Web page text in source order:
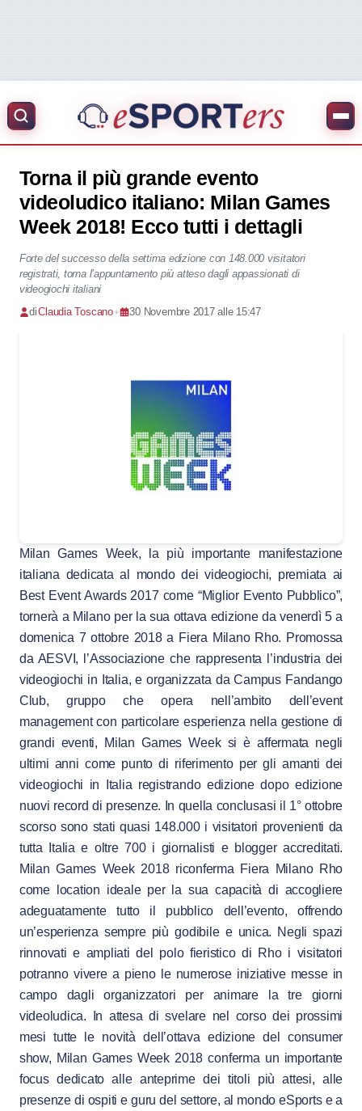
Torna il più grande evento
videoludico italiano: Milan Games
Week 2018! Ecco tutti i dettagli
Forte del successo della settima edizione con 148.000 visitatori
registrati, torna l’appuntamento più atteso dagli appassionati di
videogiochi italiani
diClaudia Toscano • 30 Novembre 2017 alle 15:47
Milan Games Week, la più importante manifestazione
italiana dedicata al mondo dei videogiochi, premiata ai
Best Event Awards 2017 come “Miglior Evento Pubblico”,
tornerà a Milano per la sua ottava edizione da venerdì 5 a
domenica 7 ottobre 2018 a Fiera Milano Rho. Promossa
da AESVI, l’Associazione che rappresenta l’industria dei
videogiochi in Italia, e organizzata da Campus Fandango
Club, gruppo che opera nell’ambito dell’event
management con particolare esperienza nella gestione di
grandi eventi, Milan Games Week si è affermata negli
ultimi anni come punto di riferimento per gli amanti dei
videogiochi in Italia registrando edizione dopo edizione
nuovi record di presenze. In quella conclusasi il 1° ottobre
scorso sono stati quasi 148.000 i visitatori provenienti da
tutta Italia e oltre 700 i giornalisti e blogger accreditati.
Milan Games Week 2018 riconferma Fiera Milano Rho
come location ideale per la sua capacità di accogliere
adeguatamente tutto il pubblico dell’evento, offrendo
un’esperienza sempre più godibile e unica. Negli spazi
rinnovati e ampliati del polo fieristico di Rho i visitatori
potranno vivere a pieno le numerose iniziative messe in
campo dagli organizzatori per animare la tre giorni
videoludica. In attesa di svelare nel corso dei prossimi
mesi tutte le novità dell’ottava edizione del consumer
show, Milan Games Week 2018 conferma un importante
focus dedicato alle anteprime dei titoli più attesi, alle
presenze di ospiti e guru del settore, al mondo eSports e a